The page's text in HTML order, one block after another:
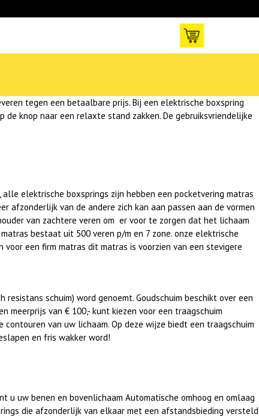
tegen een betaalbare prijs. Bij een elektrische boxspring
de knop naar een relaxte stand zakken. De gebruiksvriendelijke
elektrische boxsprings zijn hebben een pocketvering matras
afzonderlijk van de andere zich kan aan passen aan de vormen
van zachtere veren om er voor te zorgen dat het lichaam
bestaat uit 500 veren p/m en 7 zone. onze elektrische
een firm matras dit matras is voorzien van een stevigere
schuim) word genoemt. Goudschuim beschikt over een
van € 100,- kunt kiezen voor een traagschuim
van uw lichaam. Op deze wijze biedt een traagschuim
en fris wakker word!
u uw benen en bovenlichaam Automatische omhoog en omlaag
die afzonderlijk van elkaar met een afstandsbieding versteld